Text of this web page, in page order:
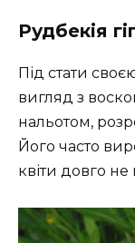
Рудбекія
Під стати
вигляд з
нальотом,
Його часто
квіти довго не